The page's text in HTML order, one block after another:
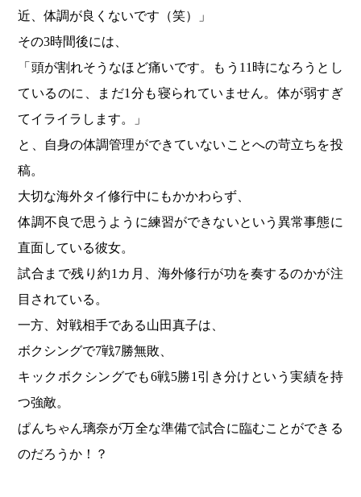
近、体調が良くないです（笑）」
その3時間後には、
「頭が割れそうなほど痛いです。もう11時になろうとし
ているのに、まだ1分も寝られていません。体が弱すぎ
てイライラします。」
と、自身の体調管理ができていないことへの苛立ちを投
稿。
大切な海外タイ修行中にもかかわらず、
体調不良で思うように練習ができないという異常事態に
直面している彼女。
試合まで残り約1カ月、海外修行が功を奏するのかが注
目されている。
一方、対戦相手である山田真子は、
ボクシングで7戦7勝無敗、
キックボクシングでも6戦5勝1引き分けという実績を持
つ強敵。
ぱんちゃん璃奈が万全な準備で試合に臨むことができる
のだろうか！？